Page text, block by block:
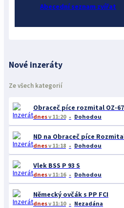
Abecední seznam zvířat
Nové inzeráty
Ze všech kategorií
Obraceč píce rozmital OZ-
dnesv 11:20 Dohodou
dnesv 11:18 Dohodou
Vlek BSS P 93 S
dnesv 11:16 Dohodou
Německý ovčák s PP FCI
dnesv 11:10 Nezadána